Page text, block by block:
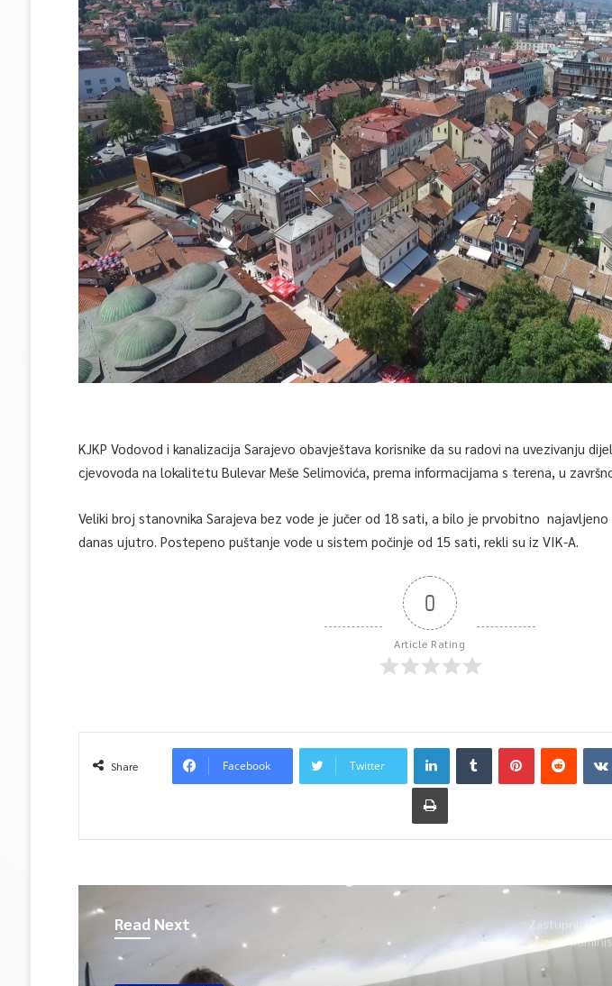
KJKP Vodovod i kanalizacija Sarajevo obavještava korisnike da su radovi na uvezivanju
cjevovoda na lokalitetu Bulevar Meše Selimovića, prema informacijama s terena, u
Veliki broj stanovnika Sarajeva bez vode je jučer od 18 sati, a bilo je prvobitno
danas ujutro. Postepeno puštanje vode u sistem počinje od 15 sati, rekli su iz VIK-A.
0
Article Rating
Share Facebook Twitter
Read Next
Zastupnici
pravni i
Memorijalni